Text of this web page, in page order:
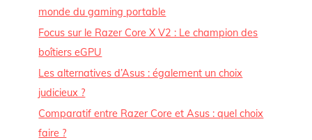
monde du gaming portable
Focus sur le Razer Core X V2 : Le champion des
boîtiers eGPU
Les alternatives d’Asus : également un choix
judicieux ?
Comparatif entre Razer Core et Asus : quel choix
faire ?